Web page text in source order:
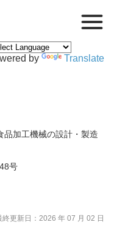
by Translate
品加工機械の設計・製造
号
終更新日：2026 年 07 月 02 日